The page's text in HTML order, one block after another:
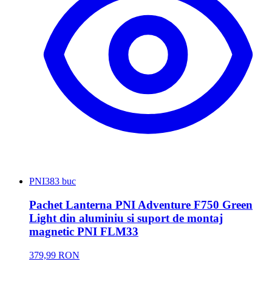
PNI383 buc
Pachet Lanterna PNI Adventure F750 Green
Light din aluminiu si suport de montaj
magnetic PNI FLM33
379,99 RON